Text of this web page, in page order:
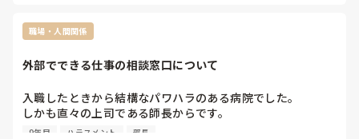
職場・人間関係
外部でできる仕事の相談窓口について
入職したときから結構なパワハラのある病院でした。
しかも直々の上司である師長からです。
幾度と酷いことを言われてきましたが、好きで希望して入っ
9年目 ハラスメント 部長